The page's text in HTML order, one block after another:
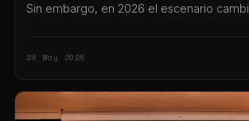
Sin embargo, en 2026 el escenario
negocios, y cualquier restricción puede
continuidad comercial. En las últimas
comenzaron […]
28 May 2026